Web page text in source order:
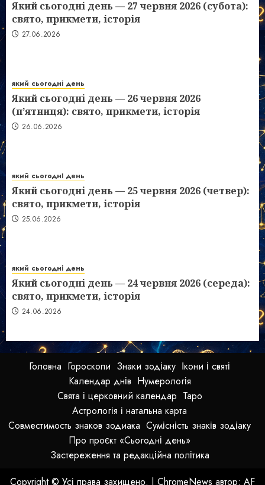
Який сьогодні день — 27 червня 2026 (субота):
свято, прикмети, історія
27.06.2026
який сьогодні день
Який сьогодні день — 26 червня 2026
(п’ятниця): свято, прикмети, історія
26.06.2026
який сьогодні день
Який сьогодні день — 25 червня 2026 (четвер):
свято, прикмети, історія
25.06.2026
який сьогодні день
Який сьогодні день — 24 червня 2026 (середа):
свято, прикмети, історія
24.06.2026
Головна Гороскопи Знаки зодіаку Ікони і святі
Календар днів Нумерологія
Свята і церковний календар Таро
Астрологія і натальна карта
Совместимость знаков зодиака Сумісність знаків зодіаку
Про проєкт «Сьогодні день»
Застереження та редакційна політика
Copyright © Усі права захищено. | ChromeNews автор: AF